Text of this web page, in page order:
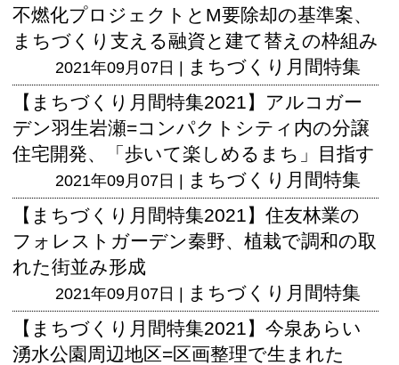
不燃化プロジェクトとM要除却の基準案、
まちづくり支える融資と建て替えの枠組み
2021年09月07日 | まちづくり月間特集
【まちづくり月間特集2021】アルコガー
デン羽生岩瀬=コンパクトシティ内の分譲
住宅開発、「歩いて楽しめるまち」目指す
2021年09月07日 | まちづくり月間特集
【まちづくり月間特集2021】住友林業の
フォレストガーデン秦野、植栽で調和の取
れた街並み形成
2021年09月07日 | まちづくり月間特集
【まちづくり月間特集2021】今泉あらい
湧水公園周辺地区=区画整理で生まれた